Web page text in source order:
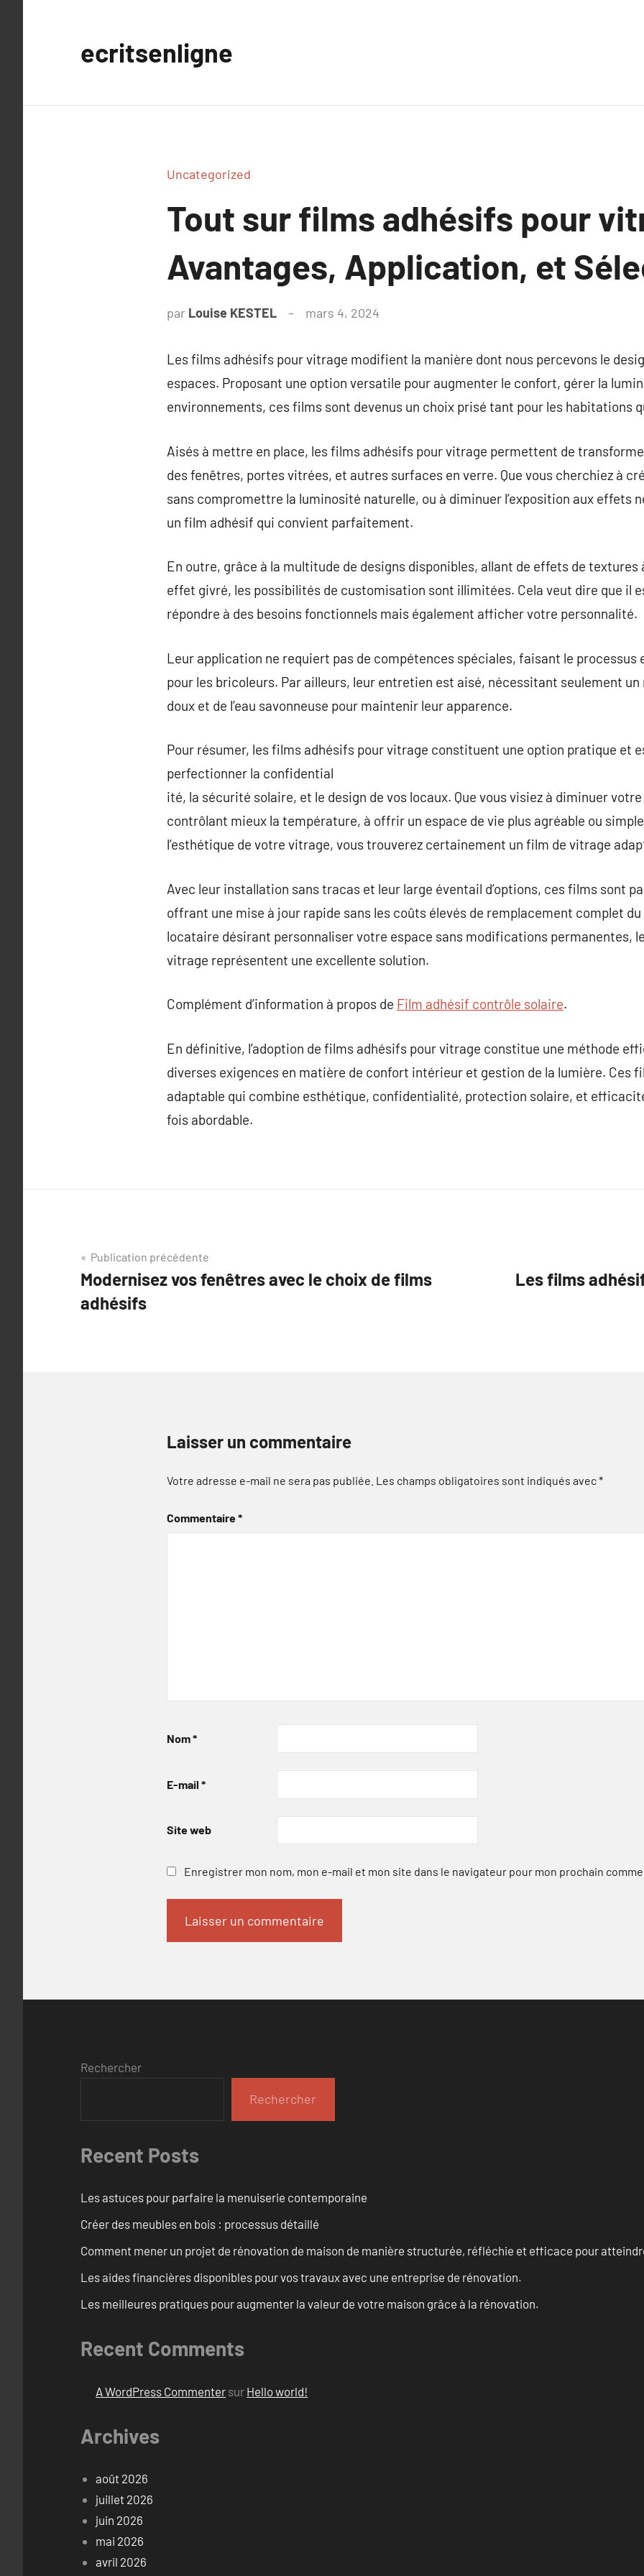
ecritsenligne
Uncategorized
Tout sur films adhésifs pour
Avantages, Application, et
par Louise KESTEL mars 4, 2024
Les films adhésifs pour vitrage modifient la manière dont nous percevons le
espaces. Proposant une option versatile pour augmenter le confort, gérer la
environnements, ces films sont devenus un choix prisé tant pour les habitations
Aisés à mettre en place, les films adhésifs pour vitrage permettent de
des fenêtres, portes vitrées, et autres surfaces en verre. Que vous cherchiez à
sans compromettre la luminosité naturelle, ou à diminuer l’exposition aux effets
un film adhésif qui convient parfaitement.
En outre, grâce à la multitude de designs disponibles, allant de effets de
effet givré, les possibilités de customisation sont illimitées. Cela veut dire que il
répondre à des besoins fonctionnels mais également afficher votre personnalité.
Leur application ne requiert pas de compétences spéciales, faisant le processus
pour les bricoleurs. Par ailleurs, leur entretien est aisé, nécessitant seulement
doux et de l’eau savonneuse pour maintenir leur apparence.
Pour résumer, les films adhésifs pour vitrage constituent une option pratique et
perfectionner la confidential
ité, la sécurité solaire, et le design de vos locaux. Que vous visiez à diminuer
contrôlant mieux la température, à offrir un espace de vie plus agréable ou
l’esthétique de votre vitrage, vous trouverez certainement un film de vitrage
Avec leur installation sans tracas et leur large éventail d’options, ces films sont
offrant une mise à jour rapide sans les coûts élevés de remplacement complet du
locataire désirant personnaliser votre espace sans modifications permanentes,
vitrage représentent une excellente solution.
Complément d’information à propos de Film adhésif contrôle solaire.
En définitive, l’adoption de films adhésifs pour vitrage constitue une méthode
diverses exigences en matière de confort intérieur et gestion de la lumière. Ces
adaptable qui combine esthétique, confidentialité, protection solaire, et
fois abordable.
Navigation
de
l’article
Publication précédente
Modernisez vos fenêtres avec le choix de films
adhésifs
Les films
Laisser un commentaire
Votre adresse e-mail ne sera pas publiée. Les champs obligatoires sont indiqués avec*
Commentaire*
Nom*
E-mail *
Site web
Enregistrer mon nom, mon e-mail et mon site dans le navigateur pour mon prochain
Rechercher
Rechercher
Recent Posts
Les astuces pour parfaire la menuiserie contemporaine
Créer des meubles en bois : processus détaillé
Comment mener un projet de rénovation de maison de manière structurée, réfléchie et efficace pour
Les aides financières disponibles pour vos travaux avec une entreprise de rénovation.
Les meilleures pratiques pour augmenter la valeur de votre maison grâce à la rénovation.
Recent Comments
A WordPress Commenter sur Hello world!
Archives
août 2026
juillet 2026
juin 2026
mai 2026
avril 2026